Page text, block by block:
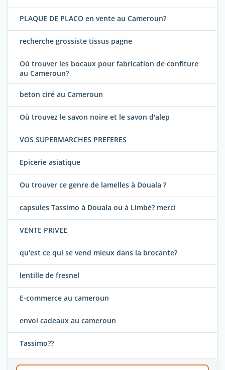
PLAQUE DE PLACO en vente au Cameroun?
recherche grossiste tissus pagne
Où trouver les bocaux pour fabrication de confiture
au Cameroun?
beton ciré au Cameroun
Où trouvez le savon noire et le savon d'alep
VOS SUPERMARCHES PREFERES
Epicerie asiatique
Ou trouver ce genre de lamelles à Douala ?
capsules Tassimo à Douala ou à Limbé? merci
VENTE PRIVEE
qu'est ce qui se vend mieux dans la brocante?
lentille de fresnel
E-commerce au cameroun
envoi cadeaux au cameroun
Tassimo??